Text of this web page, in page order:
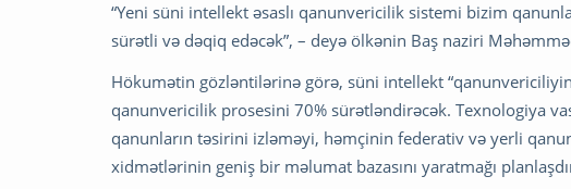
“Yeni süni intellekt əsaslı qanunvericilik sistemi bizim
sürətli və dəqiq edəcək”, – deyə ölkənin Baş naziri
Hökumətin gözləntilərinə görə, süni intellekt
qanunvericilik prosesini 70% sürətləndirəcək. Texnologiya
qanunların təsirini izləməyi, həmçinin federativ və yerli
xidmətlərinin geniş bir məlumat bazasını yaratmağı